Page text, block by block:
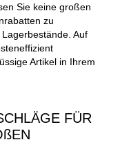
Sie keine großen
zu
Auf
Artikel in Ihrem
FÜR